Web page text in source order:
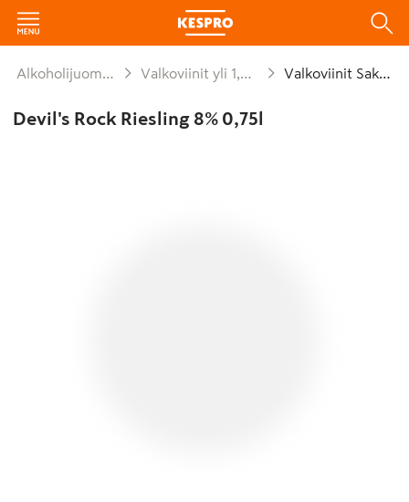
Alkoholijuomat Valkoviinit yli 1,2% Valkoviinit Saksa
Devil's Rock Riesling 8% 0,75l